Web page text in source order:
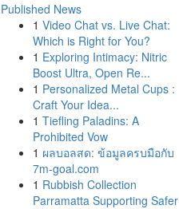
Published News
1 Video Chat vs. Live Chat:
Which is Right for You?
1 Exploring Intimacy: Nitric
Boost Ultra, Open Re...
1 Personalized Metal Cups :
Craft Your Idea...
1 Tiefling Paladins: A
Prohibited Vow
1 ผลบอลสด: ข้อมูลครบมือกับ
7m-goal.com
1 Rubbish Collection
Parramatta Supporting Safer